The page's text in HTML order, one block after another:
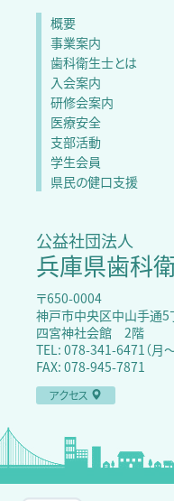
概要
事業案内
歯科衛生士とは
入会案内
研修会案内
医療安全
支部活動
学生会員
県民の健口支援
公益社団法人
兵庫県歯科
〒650-0004
神戸市中央区中山手通
四宮神社会館 2階
TEL: 078-341-6471（月～
FAX: 078-945-7871
アクセス